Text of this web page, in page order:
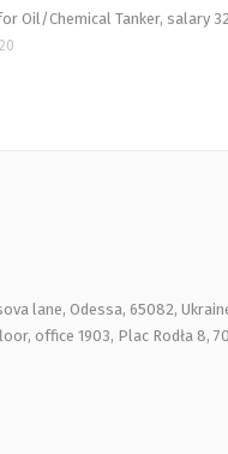
Oil/Chemical Tanker, salary
lane, Odessa, 65082,
office 1903, Plac Rodła 8,